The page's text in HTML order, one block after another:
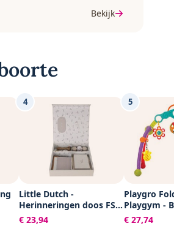
Bekijk
4
Little Dutch -
Herinneringen doos FSC
- Baby Bunny
€ 23,94
5
Playgro
Playgym -
Speelgoed
€ 27,74